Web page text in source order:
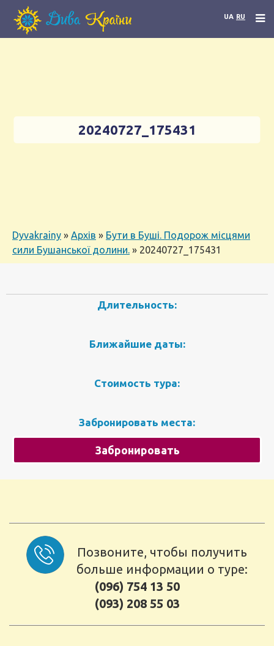
UA RU
20240727_175431
Dyvakrainy » Архів » Бути в Буші. Подорож місцями
сили Бушанської долини. » 20240727_175431
Длительность:
Ближайшие даты:
Стоимость тура:
Забронировать места:
Забронировать
Позвоните, чтобы получить
больше информации о туре:
(096) 754 13 50
(093) 208 55 03